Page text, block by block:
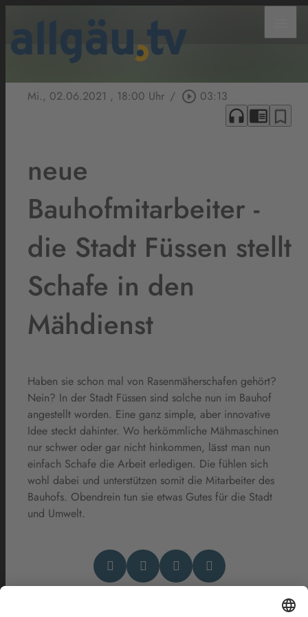
Mi., 02.06.2021 , 18:00 Uhr / play_circle_outline 03:13
headphones chrome_reader_mode bookmark_border
neue
Bauhofmitarbeiter -
die Stadt Füssen stellt
Schafe in den
Mähdienst
Haben sie schon mal von Rasenmäherschafen gehört?
Nein? In der Stadt Füssen sind solche nun im Bauhof
angestellt worden. Eine ganz simple, aber innovative
Idee steckt dahinter. Wo herkömmliche Mähmaschinen
nur schwer oder gar nicht hinkommen, lässt man nun
einfach Schafe die Arbeit erledigen. Die fühlen sich
wohl dabei und unterstützen somit die Mitarbeiter des
Bauhofs. Obendrein tun sie etwas Gutes für die Stadt
und Umwelt.